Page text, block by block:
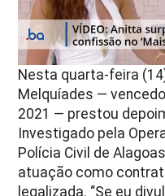
Nesta quarta-feira
Melquíades —
2021 — prestou
Investigado pela
Polícia Civil de
atuação como
legalizada. “Se eu